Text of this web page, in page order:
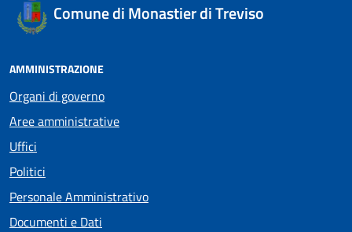
Comune di Monastier di Treviso
AMMINISTRAZIONE
Organi di governo
Aree amministrative
Uffici
Politici
Personale Amministrativo
Documenti e Dati